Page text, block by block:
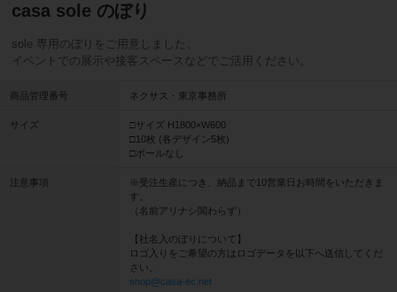
casa sole のぼり
sole 専用のぼりをご用意しました。
イベントでの展示や接客スペースなどでご活用ください。
商品管理番号 ネクサス・東京事務所
サイズ
□サイズ H1800×W600
□10枚 (各デザイン5枚)
□ポールなし
注意事項
※受注生産につき、納品まで10営業日お時間をいただきま
す。
（名前アリナシ関わらず）
【社名入のぼりについて】
ロゴ入りをご希望の方はロゴデータを以下へ送信してくだ
さい。
shop@casa-ec.net